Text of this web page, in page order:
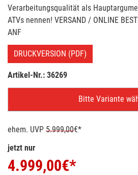
Verarbeitungsqualität als
ATVs nennen! VERSAND / ONLINE
ANF
DRUCKVERSION (PDF)
Artikel-Nr.: 36269
Bitte Variante
ehem. UVP 5.999,00€*
jetzt nur
4.999,00€*